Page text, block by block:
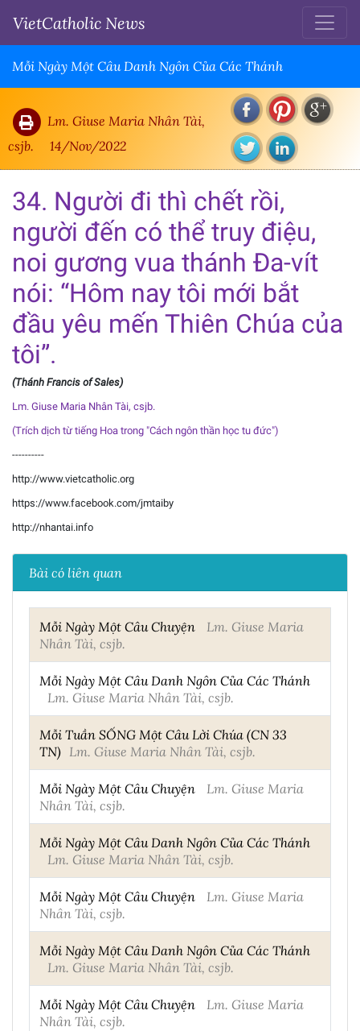
VietCatholic News
Mỗi Ngày Một Câu Danh Ngôn Của Các Thánh
Lm. Giuse Maria Nhân Tài,
csjb.
14/Nov/2022
34. Người đi thì chết rồi,
người đến có thể truy điệu,
noi gương vua thánh Đa-vít
nói: “Hôm nay tôi mới bắt
đầu yêu mến Thiên Chúa của
tôi”.
(Thánh Francis of Sales)
Lm. Giuse Maria Nhân Tài, csjb.
(Trích dịch từ tiếng Hoa trong "Cách ngôn thần học tu đức")
----------
http://www.vietcatholic.org
https://www.facebook.com/jmtaiby
http://nhantai.info
Bài có liên quan
Mỗi Ngày Một Câu Chuyện
Lm. Giuse Maria
Nhân Tài, csjb.
Mỗi Ngày Một Câu Danh Ngôn Của Các Thánh
Lm. Giuse Maria Nhân Tài, csjb.
Mỗi Tuần SỐNG Một Câu Lời Chúa (CN 33
TN) Lm. Giuse Maria Nhân Tài, csjb.
Mỗi Ngày Một Câu Chuyện
Lm. Giuse Maria
Nhân Tài, csjb.
Mỗi Ngày Một Câu Danh Ngôn Của Các Thánh
Lm. Giuse Maria Nhân Tài, csjb.
Mỗi Ngày Một Câu Chuyện
Lm. Giuse Maria
Nhân Tài, csjb.
Mỗi Ngày Một Câu Danh Ngôn Của Các Thánh
Lm. Giuse Maria Nhân Tài, csjb.
Mỗi Ngày Một Câu Chuyện
Lm. Giuse Maria
Nhân Tài, csjb.